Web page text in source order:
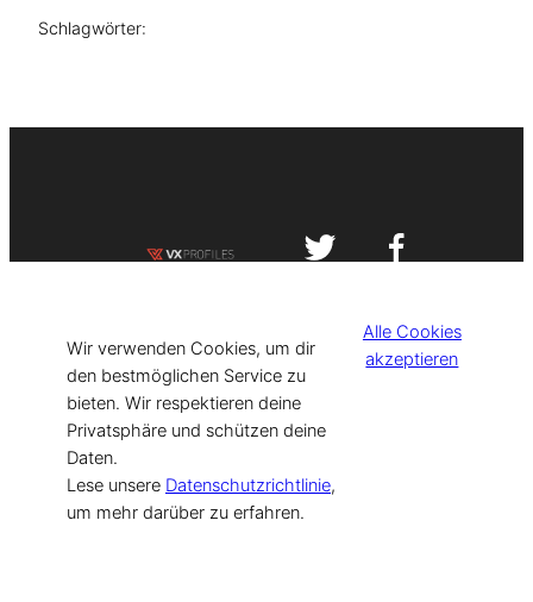
Schlagwörter:
[current_year] VISIT-X. Made with
for Models & Influencers!
Wir verwenden Cookies, um dir
den bestmöglichen Service zu
bieten. Wir respektieren deine
Privatsphäre und schützen deine
Daten.
Lese unsere Datenschutzrichtlinie,
um mehr darüber zu erfahren.
Alle Cookies
akzeptieren